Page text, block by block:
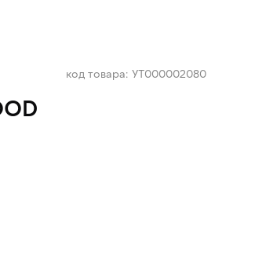
код товара: УТ000002080